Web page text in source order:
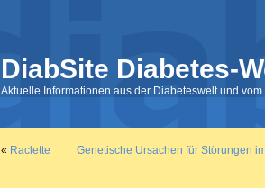
DiabSite Diabetes-
Aktuelle Informationen aus der Diabeteswelt und
« Raclette Genetische Ursachen für Störungen